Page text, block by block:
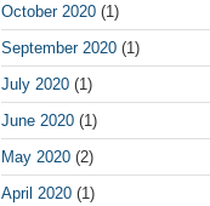
October 2020(1)
September 2020(1)
July 2020(1)
June 2020(1)
May 2020(2)
April 2020(1)